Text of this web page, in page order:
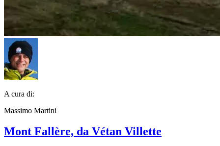
A cura di:
Massimo Martini
Mont Fallère, da Vétan Villette